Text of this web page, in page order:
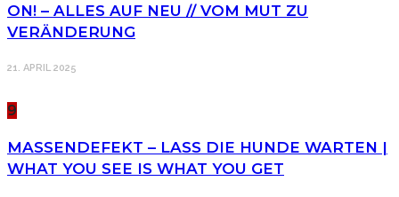
ON! – ALLES AUF NEU // VOM MUT ZU
VERÄNDERUNG
21. APRIL 2025
9
MASSENDEFEKT – LASS DIE HUNDE WARTEN |
WHAT YOU SEE IS WHAT YOU GET